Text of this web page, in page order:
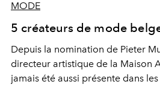
MODE
5 créateurs de mode
Depuis la nomination de Pieter
directeur artistique de la Maison
jamais été aussi présente dans